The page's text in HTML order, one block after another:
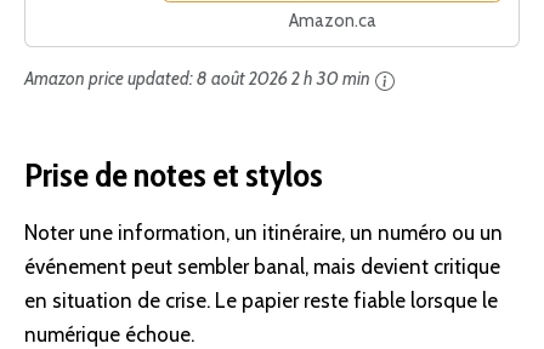
Amazon.ca
Amazon price updated:8 août 2026 2 h 30 min
Prise de notes et stylos
Noter une information, un itinéraire, un numéro ou un
événement peut sembler banal, mais devient critique
en situation de crise. Le papier reste fiable lorsque le
numérique échoue.